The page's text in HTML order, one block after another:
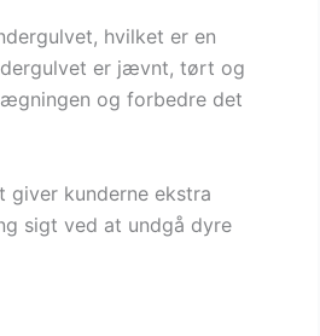
hvilket er en
er jævnt, tørt og
og forbedre det
giver kunderne ekstra
sigt ved at undgå dyre